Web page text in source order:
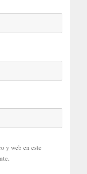
y web en este